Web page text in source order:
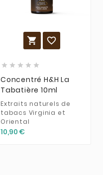
 
    
Concentré H&H La
Tabatière 10ml
Extraits naturels de
tabacs Virginia et
Oriental
10,90 €